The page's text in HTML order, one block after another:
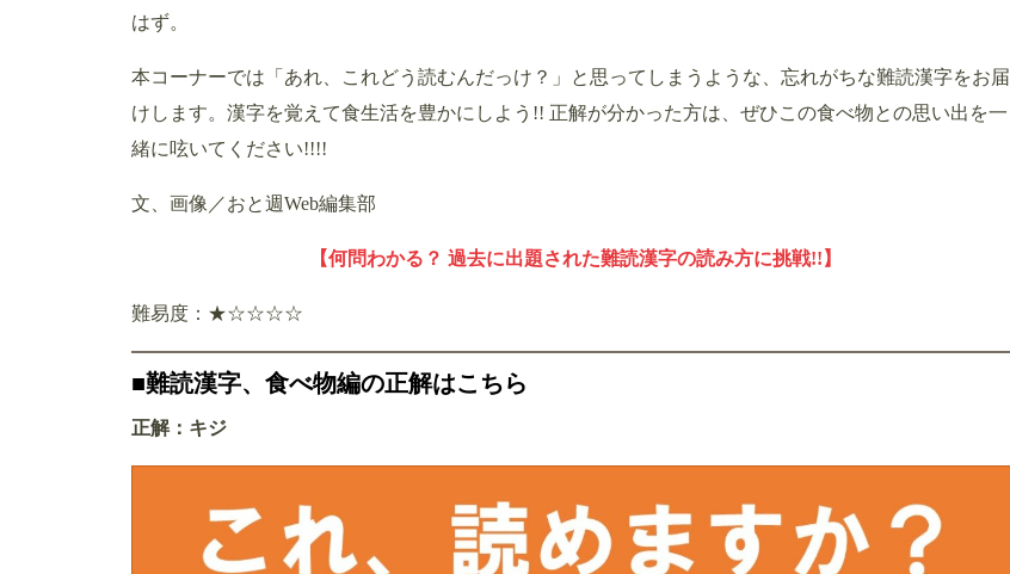
はず。
本コーナーでは「あれ、これどう読むんだっけ？」と思ってしまうような、忘れがちな難読漢字をお届
けします。漢字を覚えて食生活を豊かにしよう!! 正解が分かった方は、ぜひこの食べ物との思い出を一
緒に呟いてください!!!!
文、画像／おと週Web編集部
【何問わかる？ 過去に出題された難読漢字の読み方に挑戦!!】
難易度：★☆☆☆☆
■難読漢字、食べ物編の正解はこちら
正解：キジ